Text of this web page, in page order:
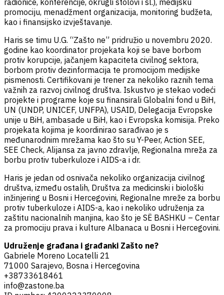
radionice, konferencije, okrugli stolovi i sl.), medijsku
promociju, menadžment organizacija, monitoring budžeta,
kao i finansijsko izvještavanje.
Haris se timu U.G. “Zašto ne” pridružio u novembru 2020.
godine kao koordinator projekata koji se bave borbom
protiv korupcije, jačanjem kapaciteta civilnog sektora,
borbom protiv dezinformacija te promocijom medijske
pismenosti. Certifikovani je trener za nekoliko raznih tema
važnih za razvoj civilnog društva. Iskustvo je stekao vodeći
projekte i programe koje su finansirali Globalni fond u BiH,
UN (UNDP, UNICEF, UNFPA), USAID, Delegacija Evropske
unije u BiH, ambasade u BiH, kao i Evropska komisija. Preko
projekata kojima je koordinirao sarađivao je s
međunarodnim mrežama kao što su Y-Peer, Action SEE,
SEE Check, Alijansa za javno zdravlje, Regionalna mreža za
borbu protiv tuberkuloze i AIDS-a i dr.
Haris je jedan od osnivača nekoliko organizacija civilnog
društva, između ostalih, Društva za medicinski i biološki
inžinjering u Bosni i Hercegovini, Regionalne mreže za borbu
protiv tuberkuloze i AIDS-a, kao i nekoliko udruženja za
zaštitu nacionalnih manjina, kao što je SË BASHKU – Centar
za promociju prava i kulture Albanaca u Bosni i Hercegovini.
Udruženje građana i građanki Zašto ne?
Gabriele Moreno Locatelli 21
71000 Sarajevo, Bosna i Hercegovina
+38733618461
info@zastone.ba